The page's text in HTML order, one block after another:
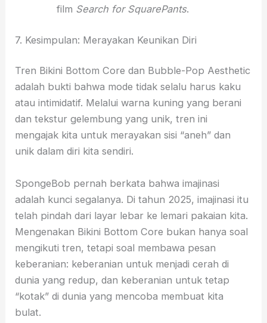
film Search for SquarePants.
7. Kesimpulan: Merayakan Keunikan Diri
Tren Bikini Bottom Core dan Bubble-Pop Aesthetic
adalah bukti bahwa mode tidak selalu harus kaku
atau intimidatif. Melalui warna kuning yang berani
dan tekstur gelembung yang unik, tren ini
mengajak kita untuk merayakan sisi “aneh” dan
unik dalam diri kita sendiri.
SpongeBob pernah berkata bahwa imajinasi
adalah kunci segalanya. Di tahun 2025, imajinasi itu
telah pindah dari layar lebar ke lemari pakaian kita.
Mengenakan Bikini Bottom Core bukan hanya soal
mengikuti tren, tetapi soal membawa pesan
keberanian: keberanian untuk menjadi cerah di
dunia yang redup, dan keberanian untuk tetap
“kotak” di dunia yang mencoba membuat kita
bulat.